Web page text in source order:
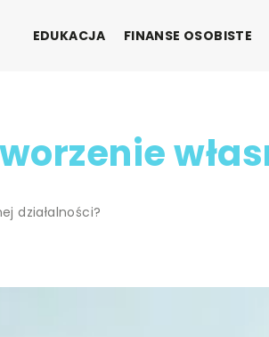
EDUKACJA FINANSE OSOBISTE
działalności?